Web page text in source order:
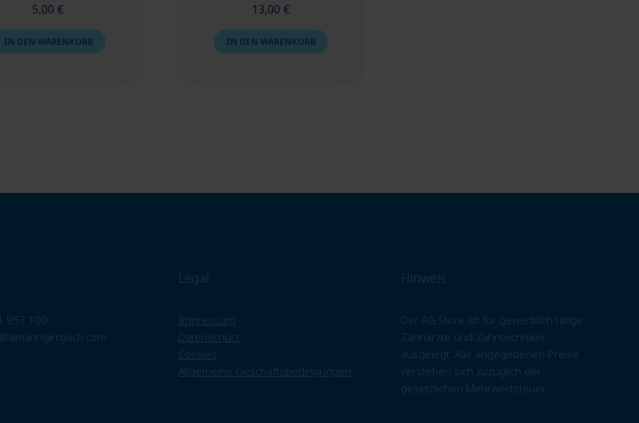
5,00 €
IN DEN WARENKORB
13,00 €
IN DEN WARENKORB
957 100
Legal
Impressum
Datenschutz
Cookies
Allgemeine Geschäftsbedingungen
Hinweis
Der AG.Store ist für gewerblich tätige
Zahnärzte und Zahntechniker
ausgelegt. Alle angegebenen Preise
verstehen sich zuzüglich der
gesetzlichen Mehrwertsteuer.